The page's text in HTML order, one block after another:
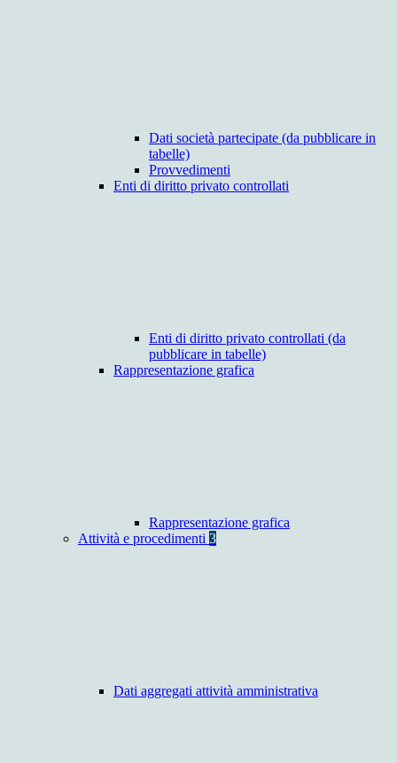
Dati società partecipate (da pubblicare in
tabelle)
Provvedimenti
Enti di diritto privato controllati
Enti di diritto privato controllati (da
pubblicare in tabelle)
Rappresentazione grafica
Rappresentazione grafica
Attività e procedimenti 3
Dati aggregati attività amministrativa